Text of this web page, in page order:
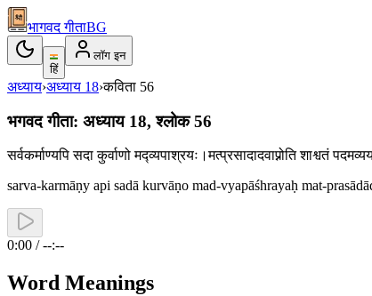
भागवद गीताBG
हिं
लॉग इन
अध्याय›अध्याय 18›कविता 56
भगवद गीता: अध्याय 18, श्लोक 56
सर्वकर्माण्यपि सदा कुर्वाणो मद्व्यपाश्रयः।मत्प्रसादादवाप्नोति शाश्वतं
sarva-karmāṇy api sadā kurvāṇo mad-vyapāśhrayaḥ mat-
0:00 / --:--
Word Meanings